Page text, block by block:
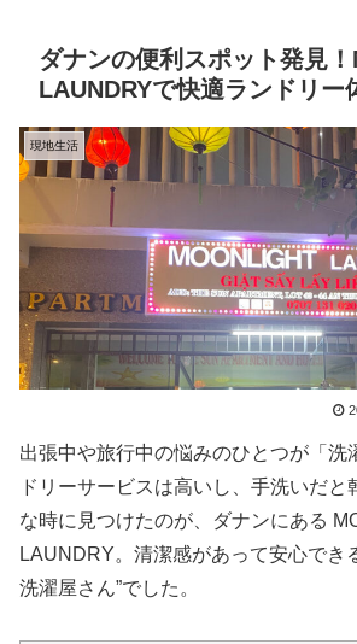
ダナンの便利スポット発見
LAUNDRYで快適ランドリー
現地生活
出張中や旅行中の悩みのひとつが「洗
ドリーサービスは高いし、手洗いだ
な時に見つけたのが、ダナンにある
LAUNDRY。清潔感があって安心でき
洗濯屋さん”でした。